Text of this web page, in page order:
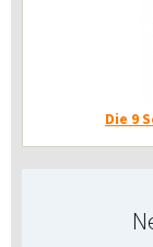
Die 9